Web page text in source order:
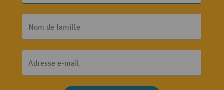
Nom de famille
Adresse e-mail